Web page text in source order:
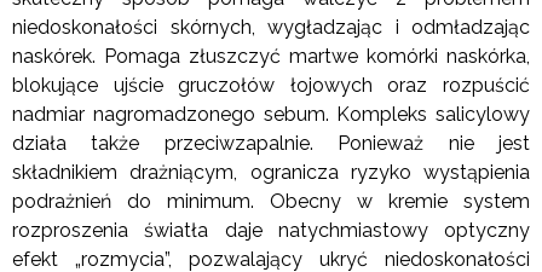
niedoskonałości skórnych, wygładzając i odmładzając
naskórek. Pomaga złuszczyć martwe komórki naskórka,
blokujące ujście gruczołów łojowych oraz rozpuścić
nadmiar nagromadzonego sebum. Kompleks salicylowy
działa także przeciwzapalnie. Ponieważ nie jest
składnikiem drażniącym, ogranicza ryzyko wystąpienia
podrażnień do minimum. Obecny w kremie system
rozproszenia światła daje natychmiastowy optyczny
efekt „rozmycia”, pozwalający ukryć niedoskonałości